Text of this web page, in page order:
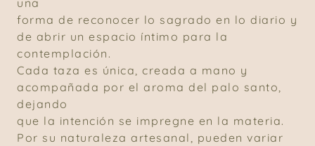
una
forma de reconocer lo sagrado en lo diario y
de abrir un espacio íntimo para la
contemplación.
Cada taza es única, creada a mano y
acompañada por el aroma del palo santo,
dejando
que la intención se impregne en la materia.
Por su naturaleza artesanal, pueden variar